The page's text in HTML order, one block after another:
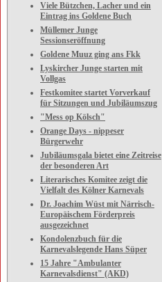
Viele Bützchen, Lacher und ein
Eintrag ins Goldene Buch
Müllemer Junge
Sessionseröffnung
Goldene Muuz ging ans Fkk
Lyskircher Junge starten mit
Vollgas
Festkomitee startet Vorverkauf
für Sitzungen und Jubiläumszug
"Mess op Kölsch"
Orange Days - nippeser
Bürgerwehr
Jubiläumsgala bietet eine Zeitreise
der besonderen Art
Literarisches Komitee zeigt die
Vielfalt des Kölner Karnevals
Dr. Joachim Wüst mit Närrisch-
Europäischem Förderpreis
ausgezeichnet
Kondolenzbuch für die
Karnevalslegende Hans Süper
15 Jahre "Ambulanter
Karnevalsdienst" (AKD)